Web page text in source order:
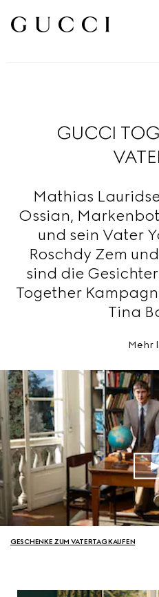
GUCCI
Mathias
Ossian,
und sein Vater
Roschdy Zem
sind die
Together
Tina
Mehr
GESCHENKE ZUM VATERTAG KAUFEN